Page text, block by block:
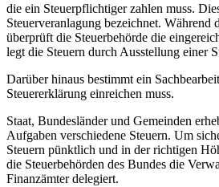
die ein Steuerpflichtiger zahlen muss.
Steuerveranlagung bezeichnet. Während
überprüft die Steuerbehörde die
legt die Steuern durch Ausstellung einer
Darüber hinaus bestimmt ein
Steuererklärung einreichen muss.
Staat, Bundesländer und Gemeinden
Aufgaben verschiedene Steuern. Um
Steuern pünktlich und in der richtigen
die Steuerbehörden des Bundes die
Finanzämter delegiert.